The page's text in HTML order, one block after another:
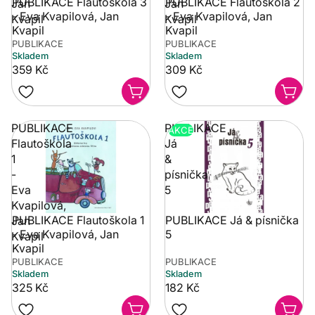
Jan
Kvapil
- Eva Kvapilová, Jan
Kvapil
PUBLIKACE
Skladem
359 Kč
Jan
Kvapil
- Eva Kvapilová, Jan
Kvapil
PUBLIKACE
Skladem
309 Kč
PUBLIKACE
Flautoškola
1
-
Eva
Kvapilová,
Jan
Kvapil
PUBLIKACE Flautoškola 1
- Eva Kvapilová, Jan
Kvapil
PUBLIKACE
Skladem
325 Kč
PUBLIKACE
Já
&
písnička
5
AKCE
PUBLIKACE Já & písnička
5
PUBLIKACE
Skladem
182 Kč